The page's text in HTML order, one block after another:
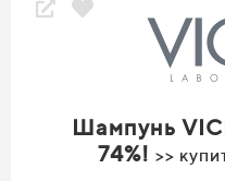
Шампунь
74%! >>